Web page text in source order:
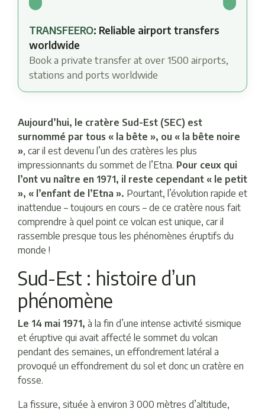
TRANSFEERO: Reliable airport transfers
worldwide
Book a private transfer at over 1500 airports,
stations and ports worldwide
Aujourd’hui, le cratère Sud-Est (SEC) est
surnommé par tous « la bête », ou « la bête noire
», car il est devenu l’un des cratères les plus
impressionnants du sommet de l’Etna. Pour ceux qui
l’ont vu naître en 1971, il reste cependant « le petit
», « l’enfant de l’Etna ». Pourtant, l’évolution rapide et
inattendue – toujours en cours – de ce cratère nous fait
comprendre à quel point ce volcan est unique, car il
rassemble presque tous les phénomènes éruptifs du
monde !
Sud-Est : histoire d’un
phénomène
Le 14 mai 1971, à la fin d’une intense activité sismique
et éruptive qui avait affecté le sommet du volcan
pendant des semaines, un effondrement latéral a
provoqué un effondrement du sol et donc un cratère en
fosse.
La fissure, située à environ 3 000 mètres d’altitude,